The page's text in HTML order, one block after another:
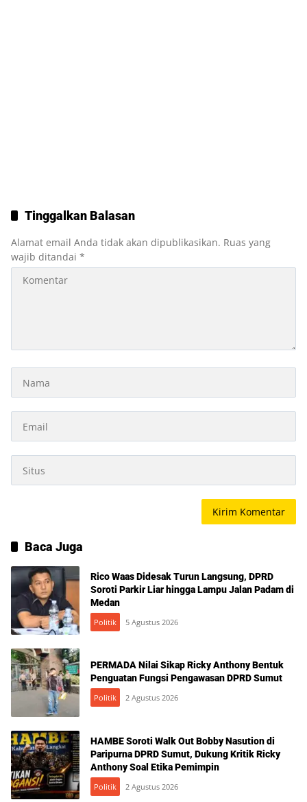
Tinggalkan Balasan
Alamat email Anda tidak akan dipublikasikan. Ruas yang
wajib ditandai *
Baca Juga
Rico Waas Didesak Turun Langsung, DPRD
Soroti Parkir Liar hingga Lampu Jalan Padam di
Medan
Politik 5 Agustus 2026
PERMADA Nilai Sikap Ricky Anthony Bentuk
Penguatan Fungsi Pengawasan DPRD Sumut
Politik 2 Agustus 2026
HAMBE Soroti Walk Out Bobby Nasution di
Paripurna DPRD Sumut, Dukung Kritik Ricky
Anthony Soal Etika Pemimpin
Politik 2 Agustus 2026